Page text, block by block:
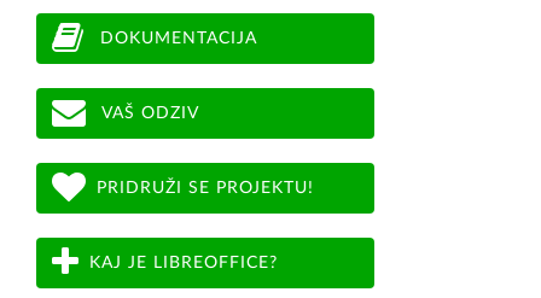
DOKUMENTACIJA
VAŠ ODZIV
PRIDRUŽI SE PROJEKTU!
KAJ JE LIBREOFFICE?